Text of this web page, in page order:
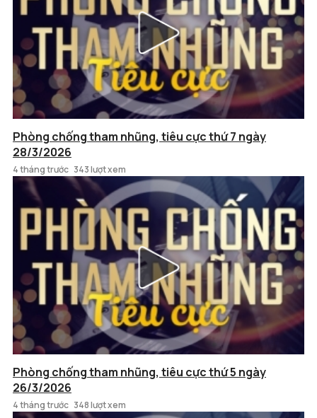
Phòng chống tham nhũng, tiêu cực thứ 7 ngày
28/3/2026
4 tháng trước 343 lượt xem
Phòng chống tham nhũng, tiêu cực thứ 5 ngày
26/3/2026
4 tháng trước 348 lượt xem